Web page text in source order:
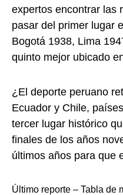
expertos encontrar las
pasar del primer lugar
Bogotá 1938, Lima
quinto mejor ubicado
¿El deporte peruano
Ecuador y Chile,
tercer lugar histórico
finales de los años
últimos años para que
Último reporte – Tabla de